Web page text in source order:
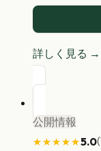
詳しく見る →
公開情報
★★★★★
★★★★★5.0(